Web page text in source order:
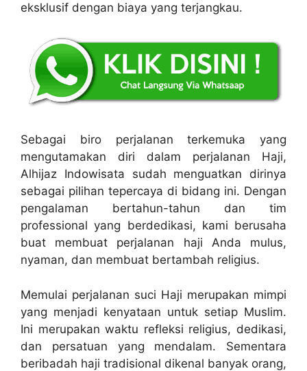
eksklusif dengan biaya yang terjangkau.
Sebagai biro perjalanan terkemuka yang
mengutamakan diri dalam perjalanan Haji,
Alhijaz Indowisata sudah menguatkan dirinya
sebagai pilihan tepercaya di bidang ini. Dengan
pengalaman bertahun-tahun dan tim
professional yang berdedikasi, kami berusaha
buat membuat perjalanan haji Anda mulus,
nyaman, dan membuat bertambah religius.
Memulai perjalanan suci Haji merupakan mimpi
yang menjadi kenyataan untuk setiap Muslim.
Ini merupakan waktu refleksi religius, dedikasi,
dan persatuan yang mendalam. Sementara
beribadah haji tradisional dikenal banyak orang,